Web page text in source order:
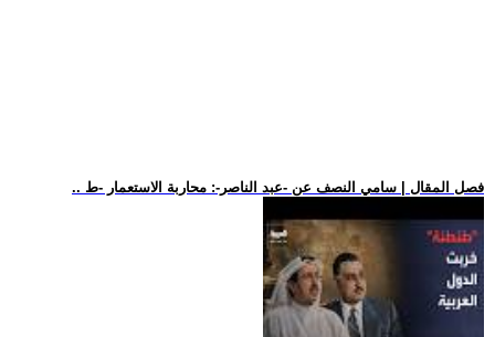
.. فصل المقال | سامي النصف عن -عبد الناصر-: محاربة الاستعمار -ط